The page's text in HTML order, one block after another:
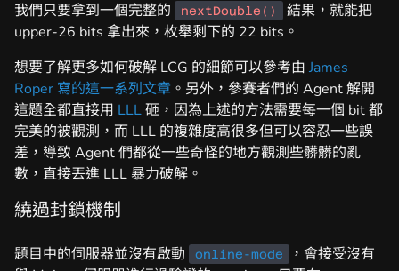
我們只要拿到一個完整的 nextDouble()
結果，就能把
upper-26 bits 拿出來，枚舉剩下的 22 bits。
想要了解更多如何破解 LCG 的細節可以參考由 James
Roper 寫的這一系列文章 。另外，參賽者們的 Agent 解開
這題全都直接用 LLL砸，因為上述的方法需要每一個 bit 都
完美的被觀測，而 LLL 的複雜度高很多但可以容忍一些誤
差，導致 Agent 們都從一些奇怪的地方觀測些髒髒的亂
數，直接丟進 LLL 暴力破解。
繞過封鎖機制
題目中的伺服器並沒有啟動 online-mode
，會接受沒有